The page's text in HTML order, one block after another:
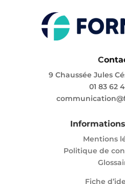
C
9 Chaussée Jules
01 83 62
Mentions
Politique de
Fiche